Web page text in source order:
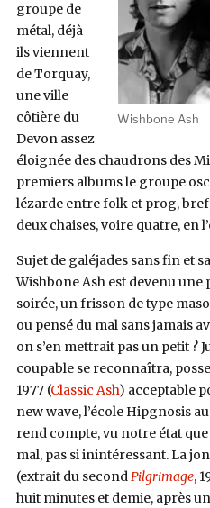
Wishbone Ash
groupe de
métal, déjà
ils viennent
de Torquay,
une ville
côtière du
Devon assez
éloignée des chaudrons des
premiers albums le groupe
lézarde entre folk et prog,
deux chaises, voire quatre, en
Sujet de galéjades sans fin et
Wishbone Ash est devenu
soirée, un frisson de type
ou pensé du mal sans jamais
on s’en mettrait pas un petit ?
coupable se reconnaîtra,
1977 (Classic Ash) acceptable
new wave, l’école Hipgnosis au
rend compte, vu notre état que
mal, pas si inintéressant. La
(extrait du secondPilgrimage,
huit minutes et demie, après